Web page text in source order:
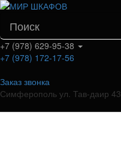
+7 (978) 629-95-38
+7 (978) 172-17-56
Заказ звонка
Симферополь ул. Тав-даир 43